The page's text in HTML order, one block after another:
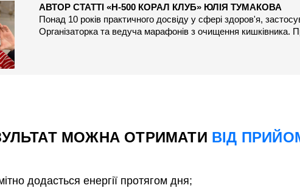
АВТОР СТАТТІ «H-500 КОРАЛ КЛУБ» ЮЛІЯ ТУМАКОВА
Понад 10 років практичного досвіду у сфері здоров'я,
Організаторка та ведуча марафонів з очищення кишківника.
МОЖНА ОТРИМАТИ ВІД
додасться енергії протягом дня;